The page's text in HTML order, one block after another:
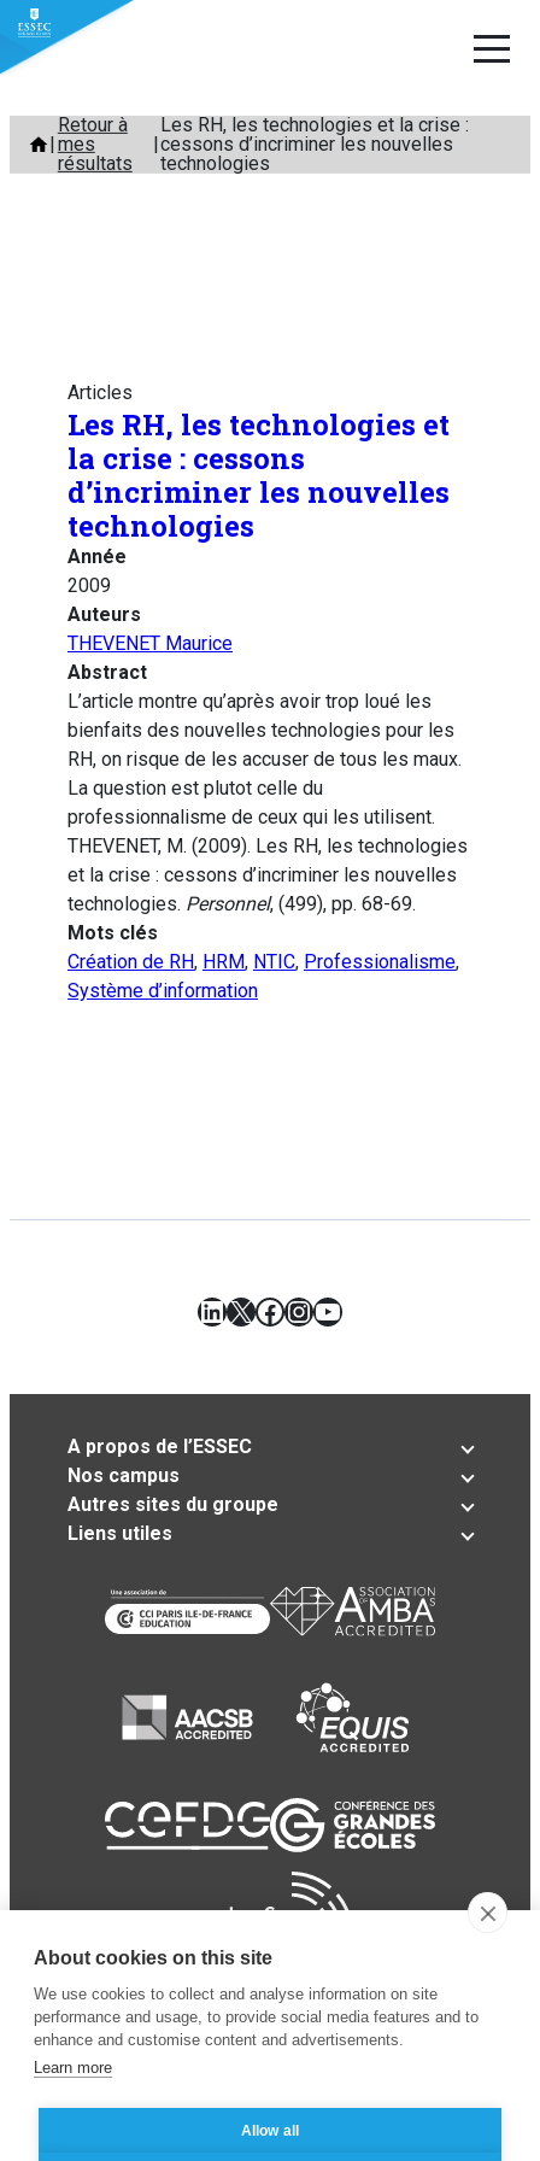
Aller
contenu
Retour à
mes
résultats
Les RH, les technologies et la crise :
cessons d’incriminer les nouvelles
technologies
Articles
Les RH, les technologies et
la crise : cessons
d’incriminer les nouvelles
technologies
Année
2009
Auteurs
THEVENET Maurice
Abstract
L’article montre qu’après avoir trop loué les
bienfaits des nouvelles technologies pour les
RH, on risque de les accuser de tous les maux.
La question est plutot celle du
professionnalisme de ceux qui les utilisent.
THEVENET, M. (2009). Les RH, les technologies
et la crise : cessons d’incriminer les nouvelles
technologies. Personnel, (499), pp. 68-69.
Mots clés
Création de RH, HRM, NTIC, Professionalisme,
Système d’information
LinkedIn
X Facebook
Instagram
YouTube
A propos de l’ESSEC
Nos campus
Autres sites du groupe
Liens utiles
About cookies on this site
We use cookies to collect and analyse information on site
performance and usage, to provide social media features and to
enhance and customise content and advertisements.
Learn more
Allow all